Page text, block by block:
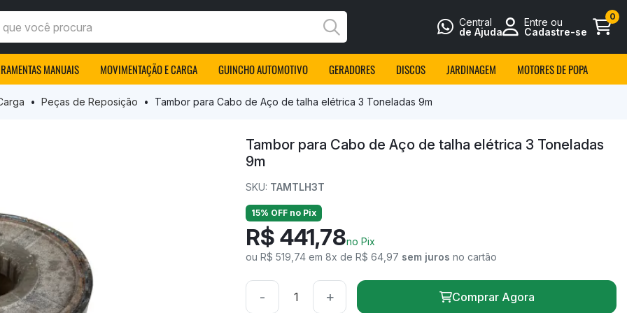
procura
Busca
Central
de Ajuda
Entre ou
Cadastre-se
0
MANUAIS MOVIMENTAÇÃO E CARGA GUINCHO AUTOMOTIVO GERADORES DISCOS JARDINAGEM MOTORES DE POPA
Peças de Reposição Tambor para Cabo de Aço de talha elétrica 3 Toneladas 9m
Tambor para Cabo de Aço de talha elétrica 3 Toneladas
9m
SKU: TAMTLH3T
15% OFF no Pix
R$ 441,78no Pix
ou R$ 519,74 em 8x de R$ 64,97 sem juros no cartão
- + Comprar Agora